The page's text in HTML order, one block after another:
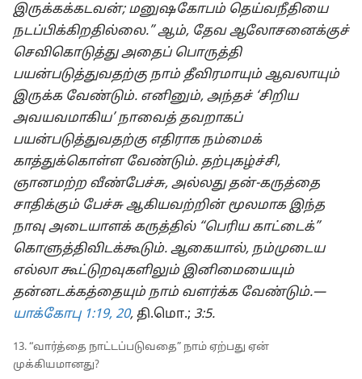
இருக்கக்கடவன்; மனுஷகோபம் தெய்வநீதியை
நடப்பிக்கிறதில்லை.” ஆம், தேவ ஆலோசனைக்குச்
செவிகொடுத்து அதைப் பொருத்தி
பயன்படுத்துவதற்கு நாம் தீவிரமாயும் ஆவலாயும்
இருக்க வேண்டும். எனினும், அந்தச் ‘சிறிய
அவயவமாகிய’ நாவைத் தவறாகப்
பயன்படுத்துவதற்கு எதிராக நம்மைக்
காத்துக்கொள்ள வேண்டும். தற்புகழ்ச்சி,
ஞானமற்ற வீண்பேச்சு, அல்லது தன்-கருத்தை
சாதிக்கும் பேச்சு ஆகியவற்றின் மூலமாக இந்த
நாவு அடையாளக் கருத்தில் “பெரிய காட்டைக்”
கொளுத்திவிடக்கூடும். ஆகையால், நம்முடைய
எல்லா கூட்டுறவுகளிலும் இனிமையையும்
தன்னடக்கத்தையும் நாம் வளர்க்க வேண்டும்.—
யாக்கோபு 1:19, 20, தி.மொ.; 3:5.
13. “வார்த்தை நாட்டப்படுவதை” நாம் ஏற்பது ஏன்
முக்கியமானது?